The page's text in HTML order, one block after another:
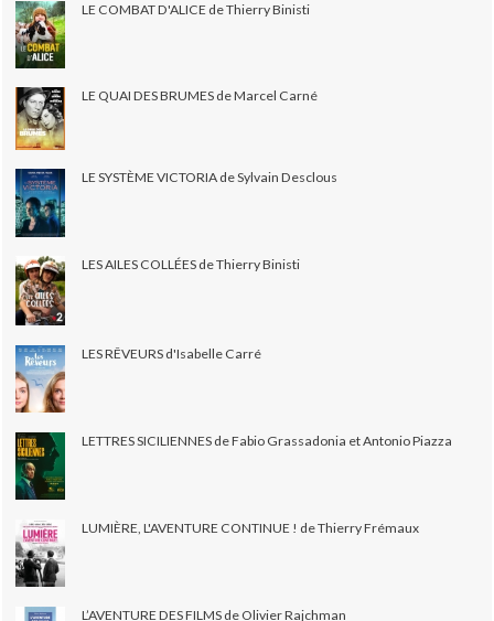
LE COMBAT D'ALICE de Thierry Binisti
LE QUAI DES BRUMES de Marcel Carné
LE SYSTÈME VICTORIA de Sylvain Desclous
LES AILES COLLÉES de Thierry Binisti
LES RÊVEURS d'Isabelle Carré
LETTRES SICILIENNES de Fabio Grassadonia et Antonio Piazza
LUMIÈRE, L'AVENTURE CONTINUE ! de Thierry Frémaux
L’AVENTURE DES FILMS de Olivier Rajchman